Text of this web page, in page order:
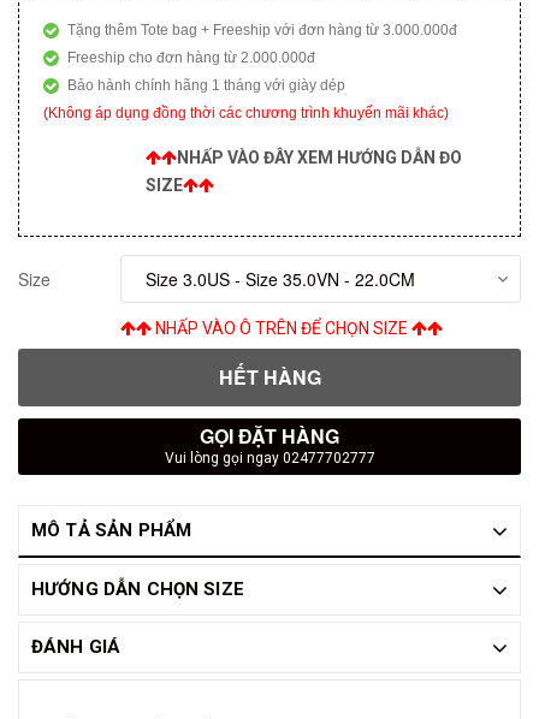
Tặng thêm Tote bag + Freeship với đơn hàng từ 3.000.000đ
Freeship cho đơn hàng từ 2.000.000đ
Bảo hành chính hãng 1 tháng với giày dép
(Không áp dụng đồng thời các chương trình khuyến mãi khác)
NHẤP VÀO ĐÂY XEM HƯỚNG DẪN ĐO
SIZE
Size
NHẤP VÀO Ô TRÊN ĐỂ CHỌN SIZE
HẾT HÀNG
GỌI ĐẶT HÀNG
Vui lòng gọi ngay 02477702777
MÔ TẢ SẢN PHẨM
HƯỚNG DẪN CHỌN SIZE
ĐÁNH GIÁ